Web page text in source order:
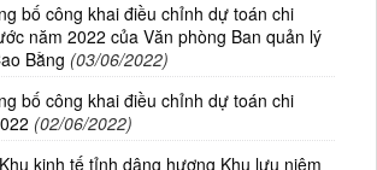
bố công khai điều chỉnh dự toán chi
năm 2022 của Văn phòng Ban quản lý
Bằng (03/06/2022)
bố công khai điều chỉnh dự toán chi
(02/06/2022)
kinh tế tỉnh dâng hương Khu lưu niệm